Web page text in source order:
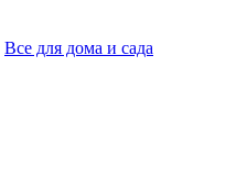
Все для дома и сада